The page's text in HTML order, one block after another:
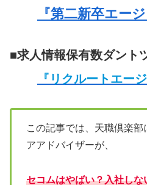
『第二新卒エー
■求人情報保有数ダント
『リクルートエー
この記事では、天職倶楽部
アアドバイザーが、
セコムはやばい？入社しな